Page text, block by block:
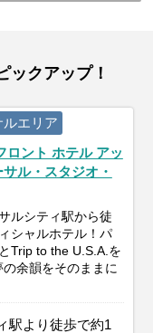
ックアップ！
エリア
ロント ホテル アッ
サル・スタジオ・
ルシティ駅から徒
シャルホテル！パ
Trip to the U.S.A.を
余韻をそのままに
駅より徒歩で約1